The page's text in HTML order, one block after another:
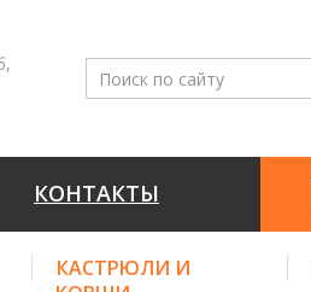
КОНТАКТЫ
КАСТРЮЛИ И